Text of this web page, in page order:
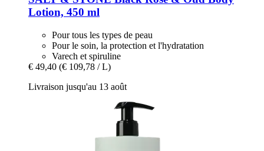
Lotion, 450 ml
Pour tous les types de peau
Pour le soin, la protection et l'hydratation
Varech et spiruline
€ 49,40 (€ 109,78 / L)
Livraison jusqu'au 13 août